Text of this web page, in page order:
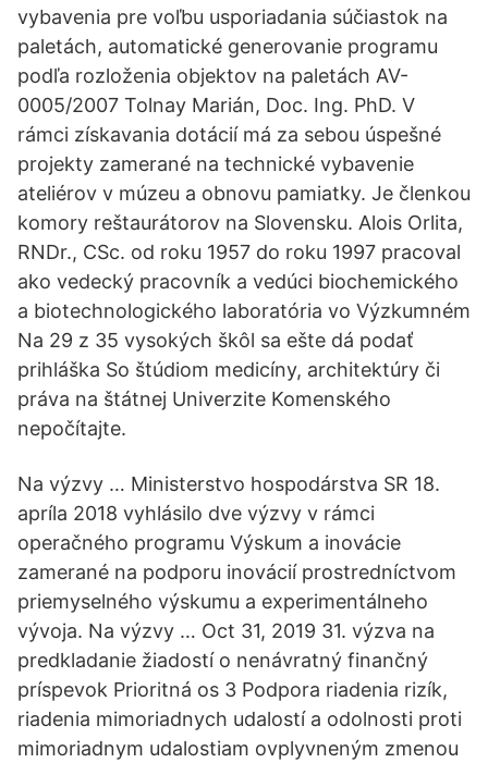
vybavenia pre voľbu usporiadania súčiastok na
paletách, automatické generovanie programu
podľa rozloženia objektov na paletách AV-
0005/2007 Tolnay Marián, Doc. Ing. PhD. V
rámci získavania dotácií má za sebou úspešné
projekty zamerané na technické vybavenie
ateliérov v múzeu a obnovu pamiatky. Je členkou
komory reštaurátorov na Slovensku. Alois Orlita,
RNDr., CSc. od roku 1957 do roku 1997 pracoval
ako vedecký pracovník a vedúci biochemického
a biotechnologického laboratória vo Výzkumném
Na 29 z 35 vysokých škôl sa ešte dá podať
prihláška So štúdiom medicíny, architektúry či
práva na štátnej Univerzite Komenského
nepočítajte.
Na výzvy … Ministerstvo hospodárstva SR 18.
apríla 2018 vyhlásilo dve výzvy v rámci
operačného programu Výskum a inovácie
zamerané na podporu inovácií prostredníctvom
priemyselného výskumu a experimentálneho
vývoja. Na výzvy … Oct 31, 2019 31. výzva na
predkladanie žiadostí o nenávratný finančný
príspevok Prioritná os 3 Podpora riadenia rizík,
riadenia mimoriadnych udalostí a odolnosti proti
mimoriadnym udalostiam ovplyvneným zmenou